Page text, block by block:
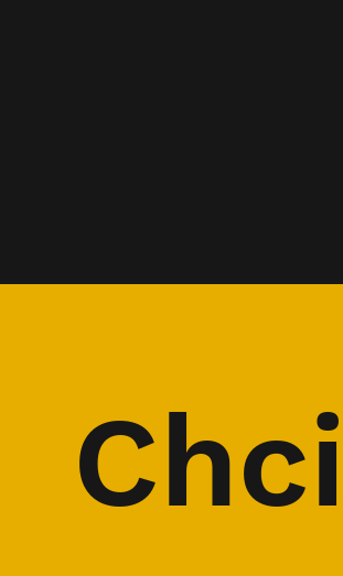
Silné nohy pro B7 a další
horská dobrodružství
Chci